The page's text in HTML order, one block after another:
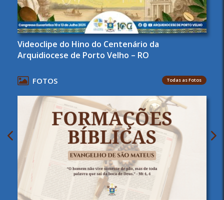
Videoclipe do Hino do Centenário da
Arquidiocese de Porto Velho – RO
FOTOS Todas as Fotos